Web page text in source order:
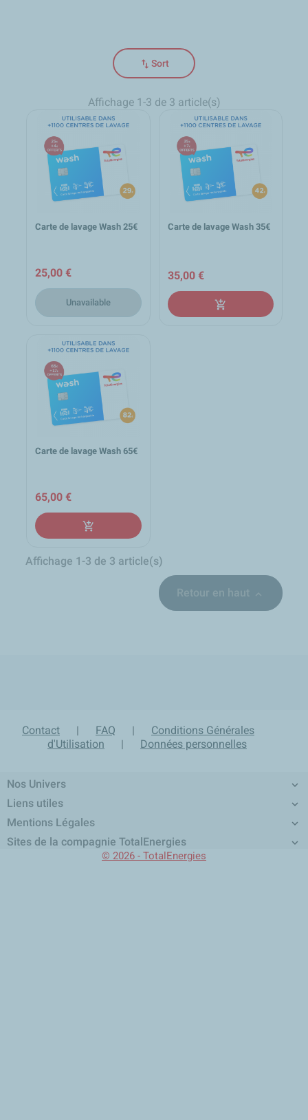
swap_vert Sort
Affichage 1-3 de 3 article(s)
Carte de lavage Wash 25€
25,00 €
Unavailable
Carte de lavage Wash 35€
35,00 €
add_shopping_cart
Carte de lavage Wash 65€
65,00 €
add_shopping_cart
Affichage 1-3 de 3 article(s)
Retour en haut 
Contact | FAQ |
Conditions Générales
d'Utilisation
| Données personnelles
Nos Univers 
Liens utiles 
Mentions Légales 
Sites de la compagnie TotalEnergies

© 2026 - TotalEnergies